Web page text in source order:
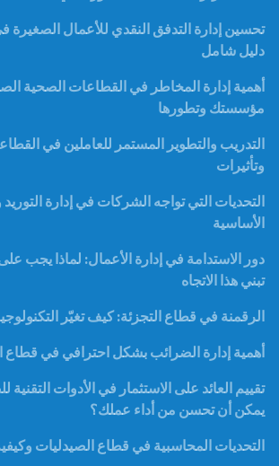
تحسين إدارة التدفق النقدي للأعمال
دليل شامل
أهمية إدارة المخاطر في القطاعات الصحية
مؤسستك وتطورها
التدريب والتطوير المستمر للعاملين في
وتأثيرات
التحديات التي تواجه الشركات في إدارة التوريد
الأساسية
دور الاستدامة في إدارة الأعمال: لماذا يجب
تبني هذا الاتجاه
الرقمنة في قطاع التجزئة: كيف تغيّر
أهمية إدارة الضرائب بشكل احترافي في قطاع
تقييم العائد على الاستثمار في الأدوات
يمكن أن تحسن من أداء عملك؟
التحديات المحاسبية في قطاع الصيدليات